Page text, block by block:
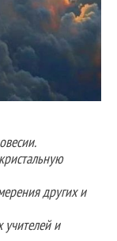
других и
и